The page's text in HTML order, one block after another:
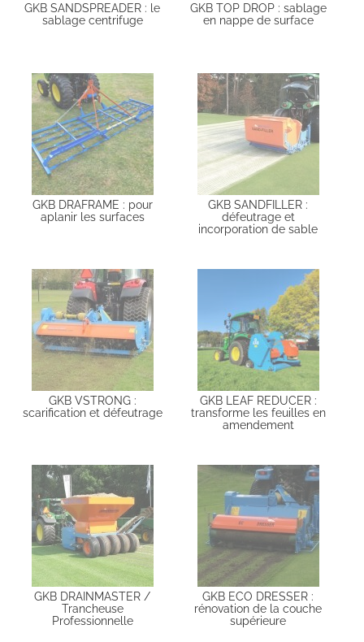
GKB SANDSPREADER : le
sablage centrifuge
GKB TOP DROP : sablage
en nappe de surface
GKB DRAFRAME : pour
aplanir les surfaces
GKB SANDFILLER :
défeutrage et
incorporation de sable
GKB VSTRONG :
scarification et défeutrage
GKB LEAF REDUCER :
transforme les feuilles en
amendement
GKB DRAINMASTER /
Trancheuse
Professionnelle
GKB ECO DRESSER :
rénovation de la couche
supérieure